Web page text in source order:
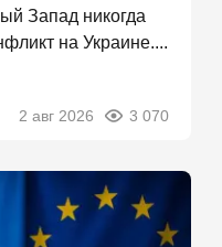
Запад никогда
на Украине....
2 авг 2026 3 070